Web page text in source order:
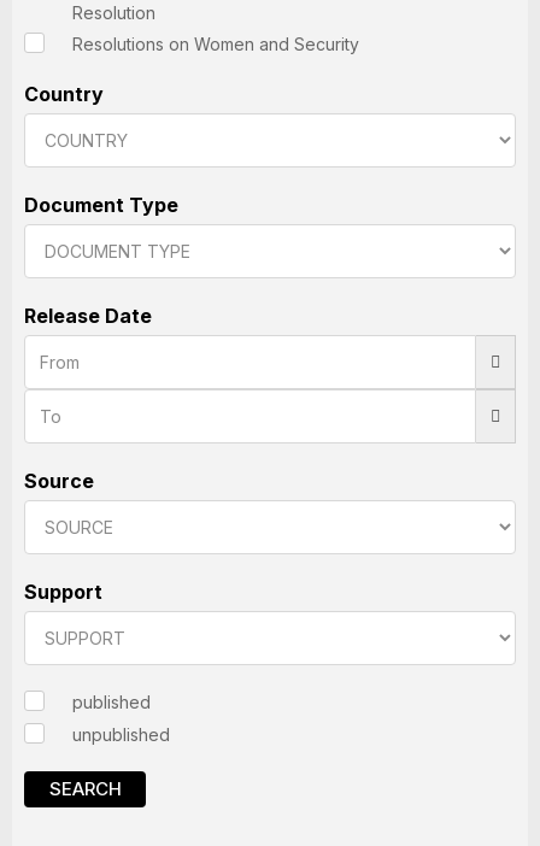
Resolution
Resolutions on Women and Security
Country
Document Type
Release Date
Source
Support
published
unpublished
SEARCH